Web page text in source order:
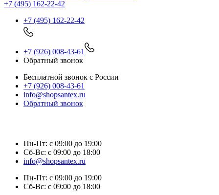
+7 (495) 162-22-42
+7 (495) 162-22-42
+7 (926) 008-43-61
Обратный звонок
Бесплатной звонок с России
+7 (926) 008-43-61
info@shopsantex.ru
Обратный звонок
Пн-Пт: с 09:00 до 19:00
Сб-Вс: с 09:00 до 18:00
info@shopsantex.ru
Пн-Пт: с 09:00 до 19:00
Сб-Вс: с 09:00 до 18:00